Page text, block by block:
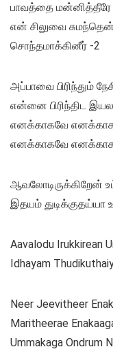
பாவத்தை மன்னித்தீரே
என் சிலுவை
சொந்தமாக்கினீர் -2
அப்பாவை பிரிந்தும்
என்னை பிரிந்திட
எனக்காகவே
எனக்காகவே
ஆவலோடிருக்கிறேன்
இதயம்
Aavalodu Irukkirean
Idhayam
Neer Jeevitheer
Maritheerae
Ummakaga Ondrum